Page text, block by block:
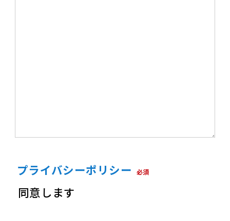
プライバシーポリシー 必須
同意します